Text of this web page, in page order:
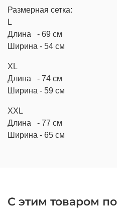
Размерная сетка:
L
Длина - 69 см
Ширина - 54 см
XL
Длина - 74 см
Ширина - 59 см
XXL
Длина - 77 см
Ширина - 65 см
С этим товаром